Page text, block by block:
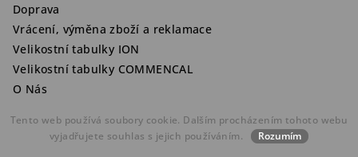
Tento web používá soubory cookie. Dalším procházením tohoto webu
vyjadřujete souhlas s jejich používáním.
Rozumím
Doprava
Vrácení, výměna zboží a reklamace
Velikostní tabulky ION
Velikostní tabulky COMMENCAL
O Nás